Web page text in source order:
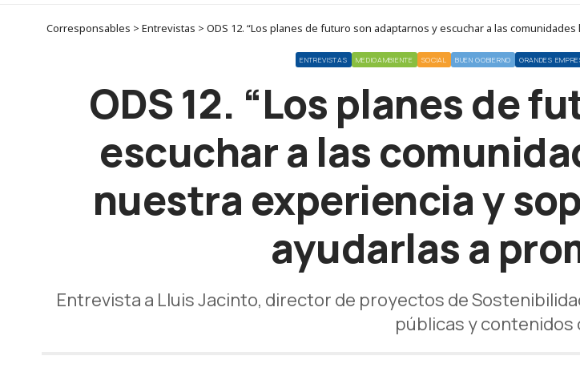
Corresponsables > Entrevistas > ODS 12. “Los planes de futuro son adaptarnos y escuchar a las
ENTREVISTAS MEDIOAMBIENTE SOCIAL BUEN GOBIERNO GRANDES
ODS 12. “Los planes de
escuchar a las
nuestra experiencia y
ayudarlas a
Entrevista a Lluis Jacinto, director de proyectos de
públicas y contenidos